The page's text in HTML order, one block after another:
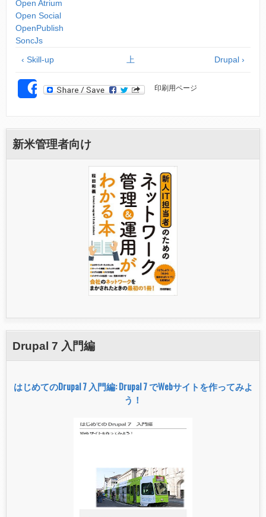
Open Atrium
Open Social
OpenPublish
SoncJs
‹ Skill-up
上 Drupal ›
SHARE 印刷用ページ
新米管理者向け
Drupal 7 入門編
はじめてのDrupal 7 入門編: Drupal 7 でWebサイトを作ってみよ
う！